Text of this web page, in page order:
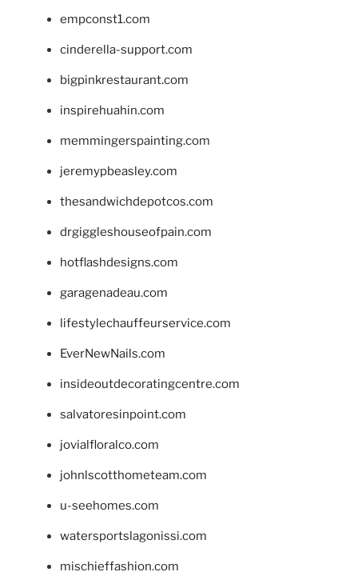
empconst1.com
cinderella-support.com
bigpinkrestaurant.com
inspirehuahin.com
memmingerspainting.com
jeremypbeasley.com
thesandwichdepotcos.com
drgiggleshouseofpain.com
hotflashdesigns.com
garagenadeau.com
lifestylechauffeurservice.com
EverNewNails.com
insideoutdecoratingcentre.com
salvatoresinpoint.com
jovialfloralco.com
johnlscotthometeam.com
u-seehomes.com
watersportslagonissi.com
mischieffashion.com